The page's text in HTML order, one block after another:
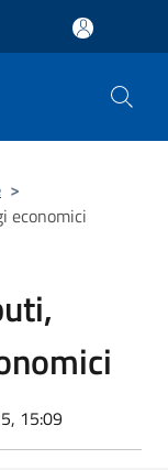
>
economici
15:09